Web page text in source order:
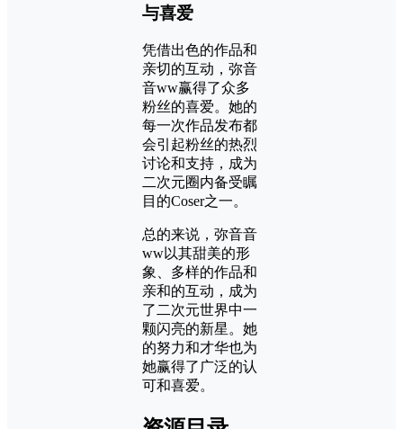
与喜爱
凭借出色的作品和
亲切的互动，弥音
音ww赢得了众多
粉丝的喜爱。她的
每一次作品发布都
会引起粉丝的热烈
讨论和支持，成为
二次元圈内备受瞩
目的Coser之一。
总的来说，弥音音
ww以其甜美的形
象、多样的作品和
亲和的互动，成为
了二次元世界中一
颗闪亮的新星。她
的努力和才华也为
她赢得了广泛的认
可和喜爱。